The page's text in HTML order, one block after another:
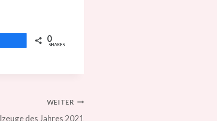
0
SHARES
WEITER
des Jahres 2021